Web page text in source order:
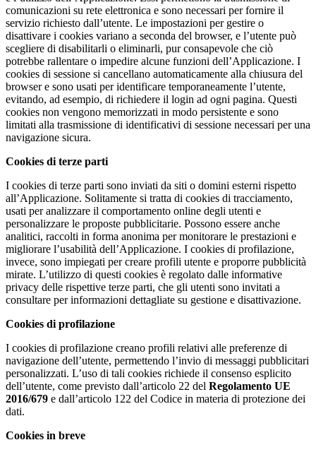
comunicazioni su rete elettronica e sono necessari per fornire il
servizio richiesto dall’utente. Le impostazioni per gestire o
disattivare i cookies variano a seconda del browser, e l’utente può
scegliere di disabilitarli o eliminarli, pur consapevole che ciò
potrebbe rallentare o impedire alcune funzioni dell’Applicazione. I
cookies di sessione si cancellano automaticamente alla chiusura del
browser e sono usati per identificare temporaneamente l’utente,
evitando, ad esempio, di richiedere il login ad ogni pagina. Questi
cookies non vengono memorizzati in modo persistente e sono
limitati alla trasmissione di identificativi di sessione necessari per una
navigazione sicura.
Cookies di terze parti
I cookies di terze parti sono inviati da siti o domini esterni rispetto
all’Applicazione. Solitamente si tratta di cookies di tracciamento,
usati per analizzare il comportamento online degli utenti e
personalizzare le proposte pubblicitarie. Possono essere anche
analitici, raccolti in forma anonima per monitorare le prestazioni e
migliorare l’usabilità dell’Applicazione. I cookies di profilazione,
invece, sono impiegati per creare profili utente e proporre pubblicità
mirate. L’utilizzo di questi cookies è regolato dalle informative
privacy delle rispettive terze parti, che gli utenti sono invitati a
consultare per informazioni dettagliate su gestione e disattivazione.
Cookies di profilazione
I cookies di profilazione creano profili relativi alle preferenze di
navigazione dell’utente, permettendo l’invio di messaggi pubblicitari
personalizzati. L’uso di tali cookies richiede il consenso esplicito
dell’utente, come previsto dall’articolo 22 del Regolamento UE
2016/679 e dall’articolo 122 del Codice in materia di protezione dei
dati.
Cookies in breve